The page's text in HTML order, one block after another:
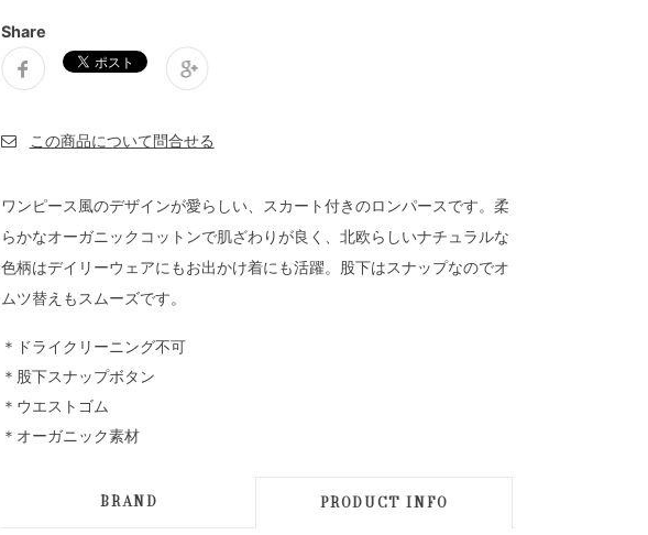
Share
ワンピース風のデザインが愛らしい、スカート付きのロンパースです。柔
らかなオーガニックコットンで肌ざわりが良く、北欧らしいナチュラルな
色柄はデイリーウェアにもお出かけ着にも活躍。股下はスナップなのでオ
ムツ替えもスムーズです。
＊ドライクリーニング不可
＊股下スナップボタン
＊ウエストゴム
＊オーガニック素材
BRAND PRODUCT INFO